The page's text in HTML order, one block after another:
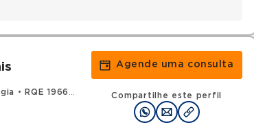
•
RQE 19660 - Cirurgia geral
Agende uma consulta
Compartilhe este perfil